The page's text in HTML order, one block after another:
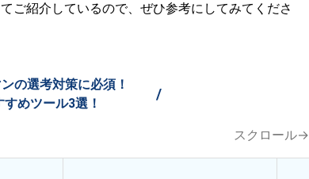
ご紹介しているので、ぜひ参考にしてみてくださ
の選考対策に必須！
すめツール3選！
/
スクロール→